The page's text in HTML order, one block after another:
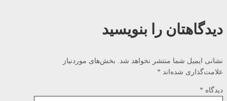
دیدگاهتان را بنویسید
نشانی ایمیل شما منتشر نخواهد شد. بخش‌های موردنیاز
علامت‌گذاری شده‌اند *
دیدگاه *